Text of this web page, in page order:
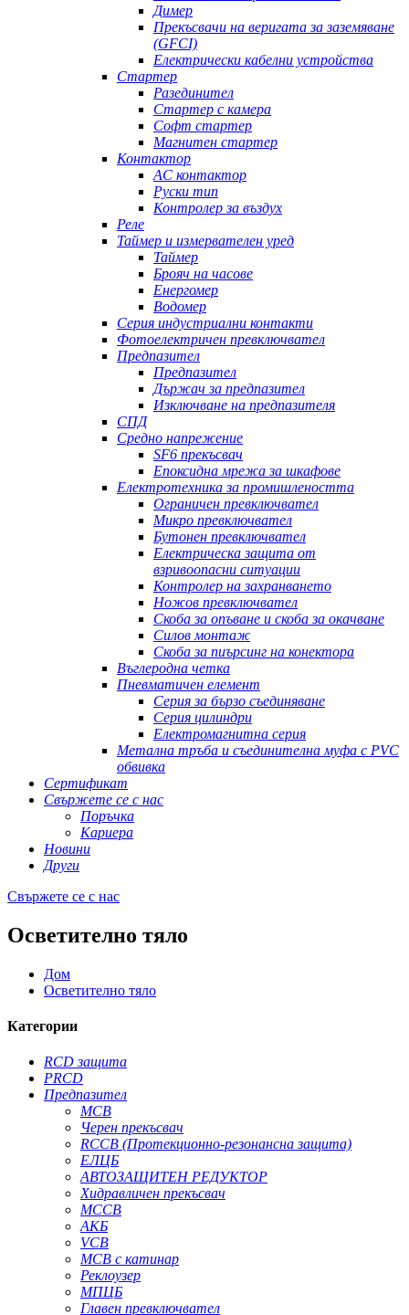
Димер
Прекъсвачи на веригата за заземяване
(GFCI)
Електрически кабелни устройства
Стартер
Разединител
Стартер с камера
Софт стартер
Магнитен стартер
Контактор
AC контактор
Руски тип
Контролер за въздух
Реле
Таймер и измервателен уред
Таймер
Брояч на часове
Енергомер
Водомер
Серия индустриални контакти
Фотоелектричен превключвател
Предпазител
Предпазител
Държач за предпазител
Изключване на предпазителя
СПД
Средно напрежение
SF6 прекъсвач
Епоксидна мрежа за шкафове
Електротехника за промишлеността
Ограничен превключвател
Микро превключвател
Бутонен превключвател
Електрическа защита от
взривоопасни ситуации
Контролер на захранването
Ножов превключвател
Скоба за опъване и скоба за окачване
Силов монтаж
Скоба за пиърсинг на конектора
Въглеродна четка
Пневматичен елемент
Серия за бързо съединяване
Серия цилиндри
Електромагнитна серия
Метална тръба и съединителна муфа с PVC
обвивка
Сертификат
Свържете се с нас
Поръчка
Кариера
Новини
Други
Свържете се с нас
Осветително тяло
Дом
Осветително тяло
Категории
RCD защита
PRCD
Предпазител
MCB
Черен прекъсвач
RCCB (Протекционно-резонансна защита)
ЕЛЦБ
АВТОЗАЩИТЕН РЕДУКТОР
Хидравличен прекъсвач
MCCB
АКБ
VCB
MCB с катинар
Реклоузер
МПЦБ
Главен превключвател